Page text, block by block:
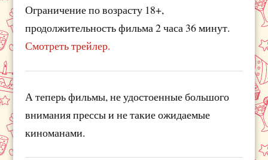
Ограничение по возрасту 18+,
продолжительность фильма 2 часа 36 минут.
Смотреть трейлер.
А теперь фильмы, не удостоенные большого
внимания прессы и не такие ожидаемые
киноманами.